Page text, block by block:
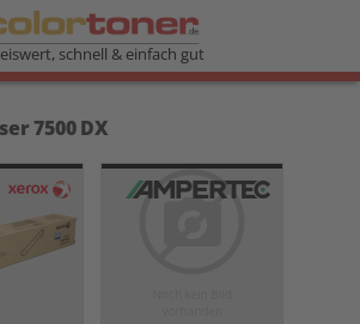
schnell & einfach gut
7500 DX